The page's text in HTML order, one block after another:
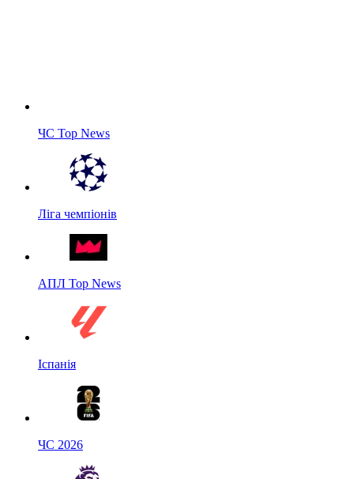
ЧС Top News
Ліга чемпіонів
АПЛ Top News
Іспанія
ЧС 2026